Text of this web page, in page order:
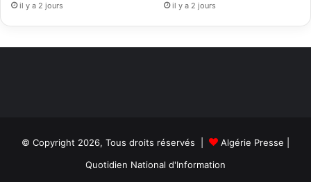
il y a 2 jours il y a 2 jours
© Copyright 2026, Tous droits réservés | Algérie Presse
Quotidien National d'Information